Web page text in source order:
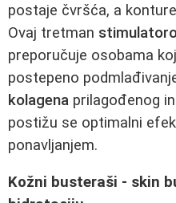
postaje čvršća, a
Ovaj tretman
preporučuje osobama
postepeno
kolagena prilagođenog
postižu se optimalni
ponavljanjem.
Kožni busteraši - skin